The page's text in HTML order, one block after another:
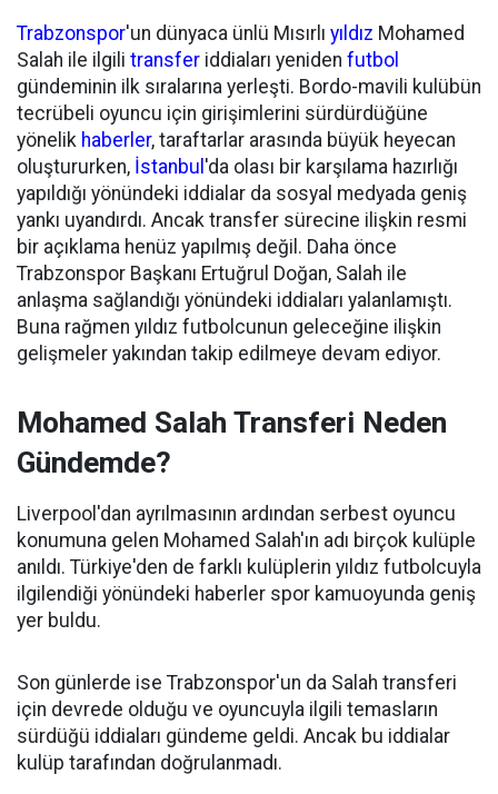
Trabzonspor'un dünyaca ünlü Mısırlı yıldız Mohamed
Salah ile ilgili transfer iddiaları yeniden futbol
gündeminin ilk sıralarına yerleşti. Bordo-mavili kulübün
tecrübeli oyuncu için girişimlerini sürdürdüğüne
yönelik haberler, taraftarlar arasında büyük heyecan
oluştururken, İstanbul 'da olası bir karşılama hazırlığı
yapıldığı yönündeki iddialar da sosyal medyada geniş
yankı uyandırdı. Ancak transfer sürecine ilişkin resmi
bir açıklama henüz yapılmış değil. Daha önce
Trabzonspor Başkanı Ertuğrul Doğan, Salah ile
anlaşma sağlandığı yönündeki iddiaları yalanlamıştı.
Buna rağmen yıldız futbolcunun geleceğine ilişkin
gelişmeler yakından takip edilmeye devam ediyor.
Mohamed Salah Transferi Neden
Gündemde?
Liverpool'dan ayrılmasının ardından serbest oyuncu
konumuna gelen Mohamed Salah'ın adı birçok kulüple
anıldı. Türkiye'den de farklı kulüplerin yıldız futbolcuyla
ilgilendiği yönündeki haberler spor kamuoyunda geniş
yer buldu.
Son günlerde ise Trabzonspor'un da Salah transferi
için devrede olduğu ve oyuncuyla ilgili temasların
sürdüğü iddiaları gündeme geldi. Ancak bu iddialar
kulüp tarafından doğrulanmadı.